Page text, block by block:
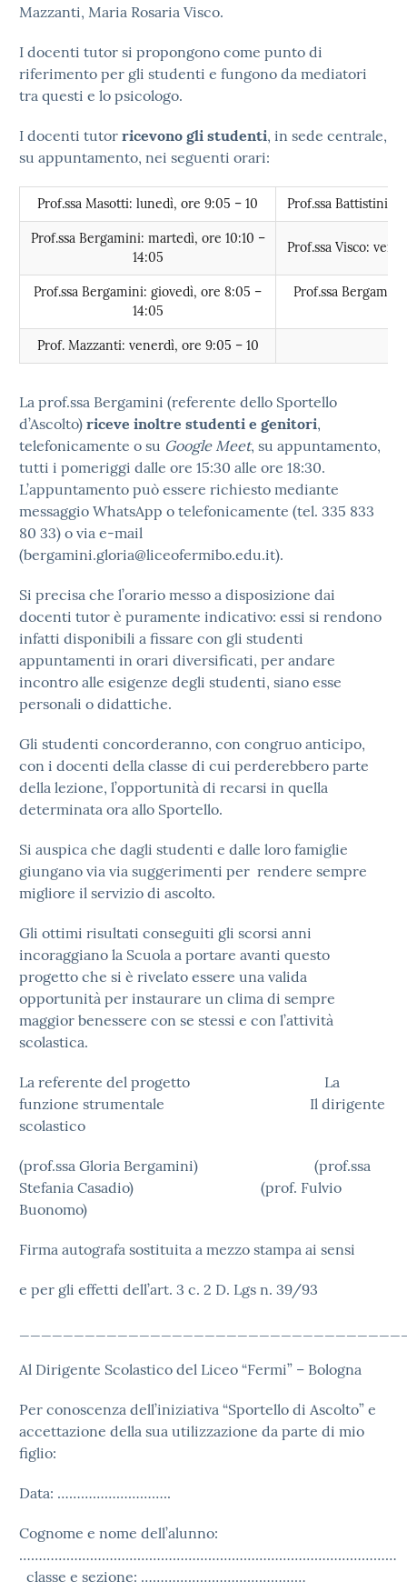
Mazzanti, Maria Rosaria Visco.
I docenti tutor si propongono come punto di
riferimento per gli studenti e fungono da mediatori
tra questi e lo psicologo.
I docenti tutor ricevono gli studenti, in sede centrale,
su appuntamento, nei seguenti orari:
Prof.ssa Masotti: lunedì, ore 9:05 – 10 Prof.ssa Battistini:
Prof.ssa Bergamini: martedì, ore 10:10 –
14:05
Prof.ssa Visco:
Prof.ssa Bergamini: giovedì, ore 8:05 –
14:05
Prof.ssa
Prof. Mazzanti: venerdì, ore 9:05 – 10
La prof.ssa Bergamini (referente dello Sportello
d’Ascolto) riceve inoltre studenti e genitori,
telefonicamente o su Google Meet, su appuntamento,
tutti i pomeriggi dalle ore 15:30 alle ore 18:30.
L’appuntamento può essere richiesto mediante
messaggio WhatsApp o telefonicamente (tel. 335 833
80 33) o via e-mail
(bergamini.gloria@liceofermibo.edu.it).
Si precisa che l’orario messo a disposizione dai
docenti tutor è puramente indicativo: essi si rendono
infatti disponibili a fissare con gli studenti
appuntamenti in orari diversificati, per andare
incontro alle esigenze degli studenti, siano esse
personali o didattiche.
Gli studenti concorderanno, con congruo anticipo,
con i docenti della classe di cui perderebbero parte
della lezione, l’opportunità di recarsi in quella
determinata ora allo Sportello.
Si auspica che dagli studenti e dalle loro famiglie
giungano via via suggerimenti per rendere sempre
migliore il servizio di ascolto.
Gli ottimi risultati conseguiti gli scorsi anni
incoraggiano la Scuola a portare avanti questo
progetto che si è rivelato essere una valida
opportunità per instaurare un clima di sempre
maggior benessere con se stessi e con l’attività
scolastica.
La referente del progetto La
funzione strumentale Il dirigente
scolastico
(prof.ssa Gloria Bergamini) (prof.ssa
Stefania Casadio) (prof. Fulvio
Buonomo)
Firma autografa sostituita a mezzo stampa ai sensi
e per gli effetti dell’art. 3 c. 2 D. Lgs n. 39/93
Al Dirigente Scolastico del Liceo “Fermi” – Bologna
Per conoscenza dell’iniziativa “Sportello di Ascolto” e
accettazione della sua utilizzazione da parte di mio
figlio:
Data: ………………………..
Cognome e nome dell’alunno:
……………………………………………………………………………………
classe e sezione: ……………………………………